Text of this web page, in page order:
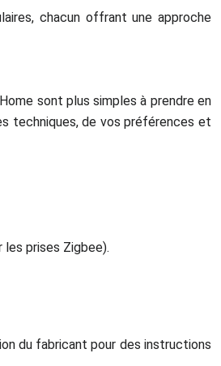
chacun offrant une approche
sont plus simples à prendre en
techniques, de vos préférences et
prises Zigbee).
du fabricant pour des instructions